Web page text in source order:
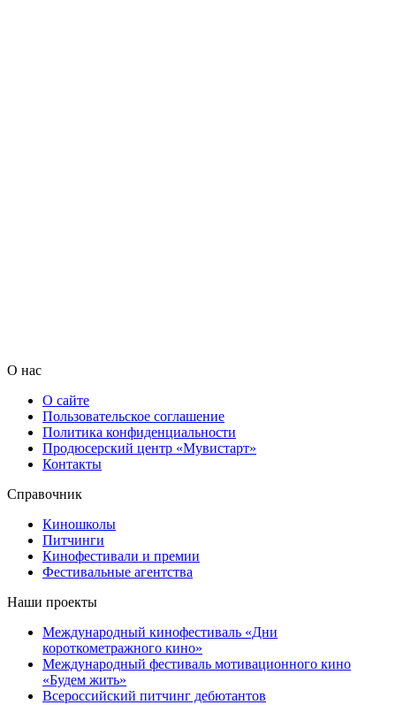
О нас
О сайте
Пользовательское соглашение
Политика конфиденциальности
Продюсерский центр «Мувистарт»
Контакты
Справочник
Киношколы
Питчинги
Кинофестивали и премии
Фестивальные агентства
Наши проекты
Международный кинофестиваль «Дни
короткометражного кино»
Международный фестиваль мотивационного кино
«Будем жить»
Всероссийский питчинг дебютантов